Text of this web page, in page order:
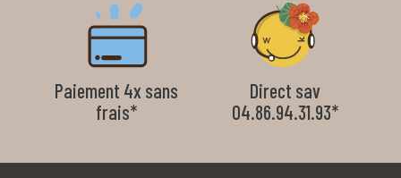
Paiement 4x sans
frais*
Direct sav
04.86.94.31.93*